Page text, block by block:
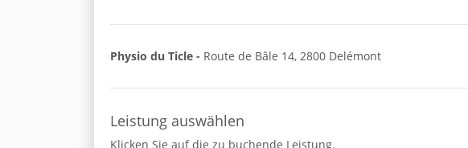
Physio du Ticle - Route de Bâle 14, 2800 Delémont
Leistung auswählen
Klicken Sie auf die zu buchende Leistung.